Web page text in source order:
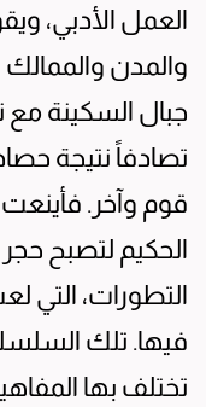
العمل الأدبي،
والمدن
جبال السكينة مع
تصادفاً نتيجة
قوم وآخر.
الحكيم لتصبح
التطورات، التي
فيها. تلك
تختلف بها